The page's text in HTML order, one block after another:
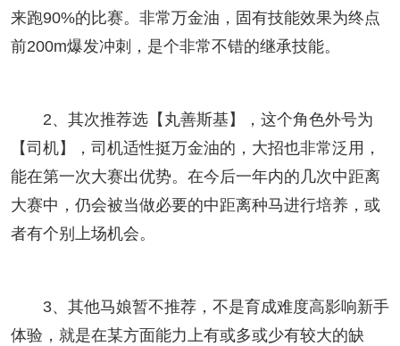
来跑90%的比赛。非常万金油，固有技能效果为终点
前200m爆发冲刺，是个非常不错的继承技能。
2、其次推荐选【丸善斯基】，这个角色外号为
【司机】，司机适性挺万金油的，大招也非常泛用，
能在第一次大赛出优势。在今后一年内的几次中距离
大赛中，仍会被当做必要的中距离种马进行培养，或
者有个别上场机会。
3、其他马娘暂不推荐，不是育成难度高影响新手
体验，就是在某方面能力上有或多或少有较大的缺